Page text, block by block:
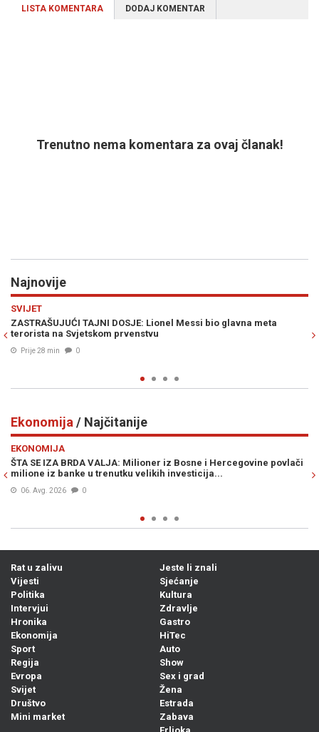
LISTA KOMENTARA DODAJ KOMENTAR
Trenutno nema komentara za ovaj članak!
Najnovije
bio glavna meta
"GOST NE ODREĐUJE KAKO ĆE DOMAĆIN
oštro odgovorio Vučiću i Dodiku
Ekonomija / Najčitanije
i Hercegovine povlači
KONAČNO: Novi pad cijena nafte, evo
pojeftinjenje goriva na benzinskim
Rat u zalivu
Vijesti
Politika
Intervjui
Hronika
Ekonomija
Sport
Regija
Evropa
Svijet
Društvo
Mini market
Jeste li znali
Sjećanje
Kultura
Zdravlje
Gastro
HiTec
Auto
Show
Sex i grad
Žena
Estrada
Zabava